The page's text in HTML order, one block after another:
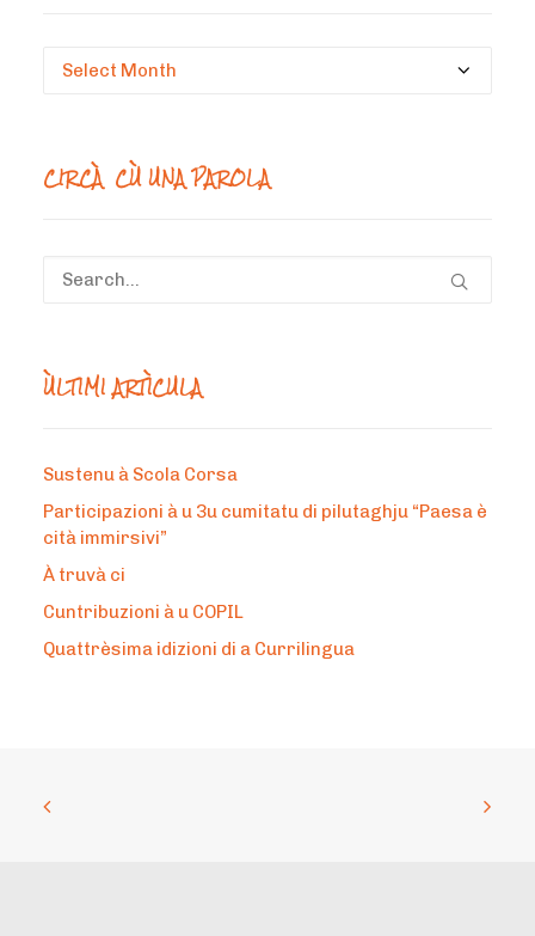
Circà
CIRCÀ CÙ UNA PAROLA
ÙLTIMI ARTÌCULA
Sustenu à Scola Corsa
Participazioni à u 3u cumitatu di pilutaghju “Paesa è
cità immirsivi”
À truvà ci
Cuntribuzioni à u COPIL
Quattrèsima idizioni di a Currilingua